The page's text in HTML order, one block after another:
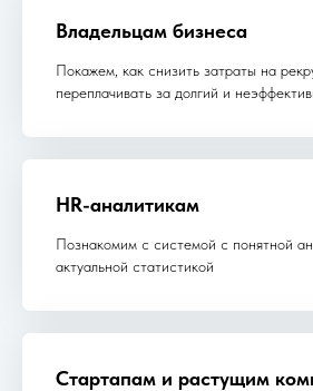
Владельцам бизнеса
Покажем, как снизить затраты на
переплачивать за долгий и
HR-аналитикам
Познакомим с системой с понятной
актуальной статистикой
Стартапам и растущим